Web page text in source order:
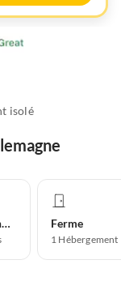
isolé
Maison de vacances Ferme
1 Hébergement